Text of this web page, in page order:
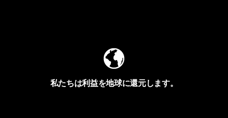
私たちは利益を地球に還元します。